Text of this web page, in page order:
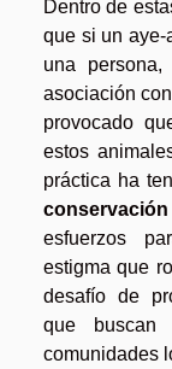
Dentro de
que si un aye-
una
asociación
provocado
estos
práctica ha
esfuerzos
estigma que
desafío de
que
comunidades